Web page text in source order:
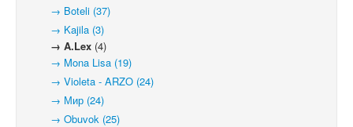
→ Boteli (37)
→ Kajila (3)
→ A.Lex (4)
→ Mona Lisa (19)
→ Violeta - ARZO (24)
→ Мир (24)
→ Obuvok (25)